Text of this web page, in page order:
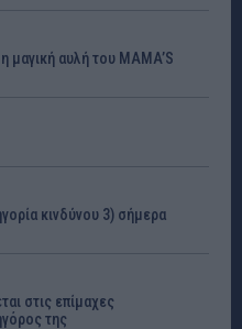
αυλή του MAMA’S
κινδύνου 3) σήμερα
στις επίμαχες
της